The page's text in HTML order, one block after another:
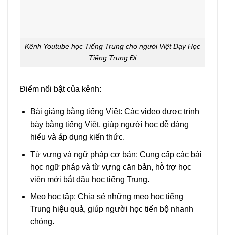
Kênh Youtube học Tiếng Trung cho người Việt Dạy Học
Tiếng Trung Đi
Điểm nổi bật của kênh:
Bài giảng bằng tiếng Việt: Các video được trình
bày bằng tiếng Việt, giúp người học dễ dàng
hiểu và áp dụng kiến thức.
Từ vựng và ngữ pháp cơ bản: Cung cấp các bài
học ngữ pháp và từ vựng căn bản, hỗ trợ học
viên mới bắt đầu học tiếng Trung.
Mẹo học tập: Chia sẻ những mẹo học tiếng
Trung hiệu quả, giúp người học tiến bộ nhanh
chóng.